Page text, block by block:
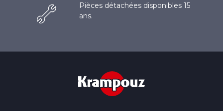
Pièces détachées disponibles 15
ans.